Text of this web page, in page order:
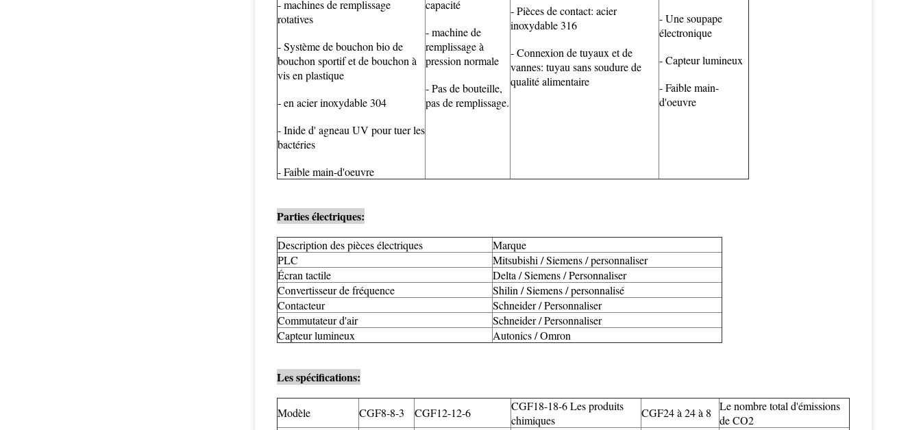
- machines de remplissage
rotatives
- Système de bouchon bio de
bouchon sportif et de bouchon à
vis en plastique
- en acier inoxydable 304
- Inide d' agneau UV pour tuer les
bactéries
- Faible main-d'oeuvre
capacité
- machine de
remplissage à
pression normale
- Pas de bouteille,
pas de remplissage.
- Pièces de contact: acier
inoxydable 316
- Connexion de tuyaux et de
vannes: tuyau sans soudure de
qualité alimentaire
- Une soupape
électronique
- Capteur lumineux
- Faible main-
d'oeuvre
Parties électriques:
Description des pièces électriques
Marque
PLC
Mitsubishi / Siemens / personnaliser
Écran tactile
Delta / Siemens / Personnaliser
Convertisseur de fréquence
Shilin / Siemens / personnalisé
Contacteur
Schneider / Personnaliser
Commutateur d'air
Schneider / Personnaliser
Capteur lumineux
Autonics / Omron
Les spécifications:
Modèle CGF8-8-3 CGF12-12-6
CGF18-18-6 Les produits
chimiques
CGF24 à 24 à 8
Le nombre total d'émissions
de CO2